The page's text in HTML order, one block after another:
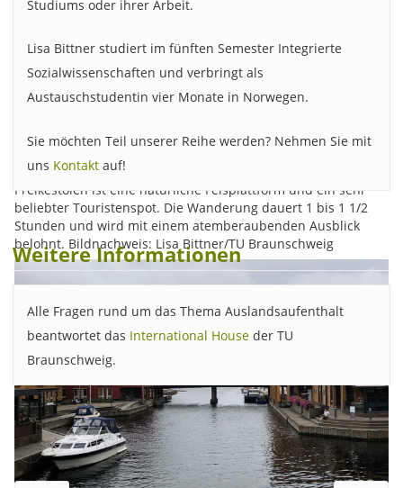
Post aus ... Kristiansand
Preikestolen ist eine natürliche Felsplattform und ein sehr
beliebter Touristenspot. Die Wanderung dauert 1 bis 1 1/2
Stunden und wird mit einem atemberaubenden Ausblick
belohnt. Bildnachweis: Lisa Bittner/TU Braunschweig
Studiums oder ihrer Arbeit.
Lisa Bittner studiert im fünften Semester Integrierte
Sozialwissenschaften und verbringt als
Austauschstudentin vier Monate in Norwegen.
Sie möchten Teil unserer Reihe werden? Nehmen Sie mit
uns Kontaktauf!
Weitere Informationen
Alle Fragen rund um das Thema Auslandsaufenthalt
beantwortet das International Houseder TU
Braunschweig.